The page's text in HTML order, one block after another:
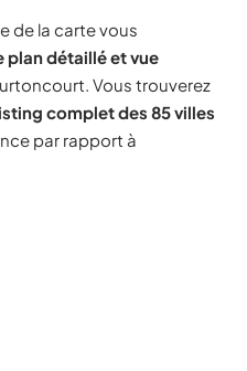
de la carte vous
plan détaillé et vue
Vous trouverez
complet des 85 villes
par rapport à